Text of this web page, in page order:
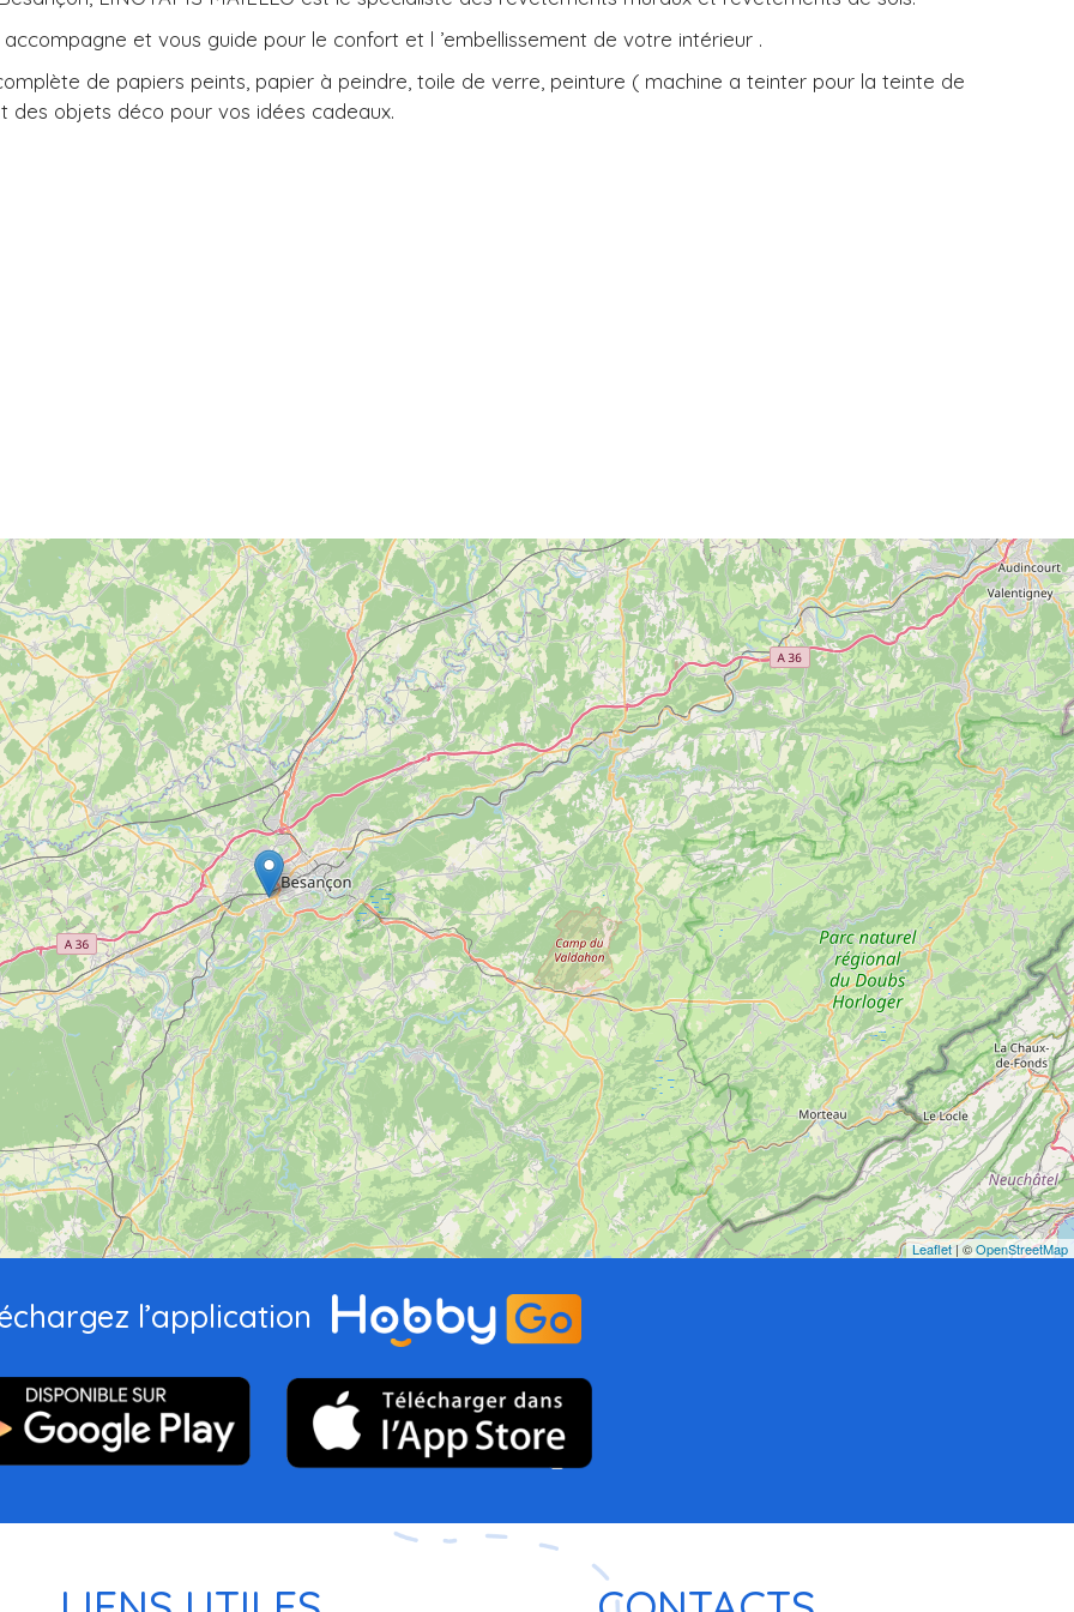
et vous guide pour le confort et l ’embellissement de votre intérieur .
de papiers peints, papier à peindre, toile de verre, peinture ( machine a teinter pour la teinte de
des objets déco pour vos idées cadeaux.
Leaflet| ©OpenStreetMap
l’application